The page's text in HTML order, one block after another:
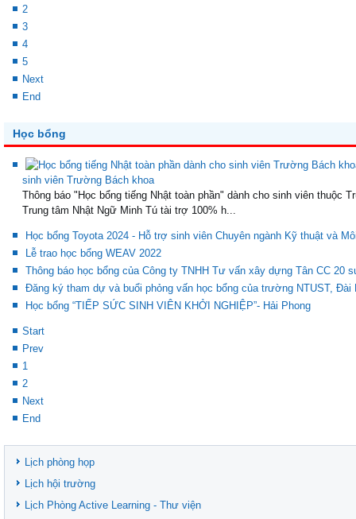
2
3
4
5
Next
End
Học bổng
sinh viên Trường Bách khoa
Thông báo "Học bổng tiếng Nhật toàn phần" dành cho sinh viên thuộc
Trung tâm Nhật Ngữ Minh Tú tài trợ 100% h...
Học bổng Toyota 2024 - Hỗ trợ sinh viên Chuyên ngành Kỹ thuật và
Lễ trao học bổng WEAV 2022
Thông báo học bổng của Công ty TNHH Tư vấn xây dựng Tân CC 20
Đăng ký tham dự và buổi phỏng vấn học bổng của trường NTUST, Đài
Học bổng “TIẾP SỨC SINH VIÊN KHỞI NGHIỆP”- Hải Phong
Start
Prev
1
2
Next
End
Lịch phòng họp
Lịch hội trường
Lịch Phòng Active Learning - Thư viện